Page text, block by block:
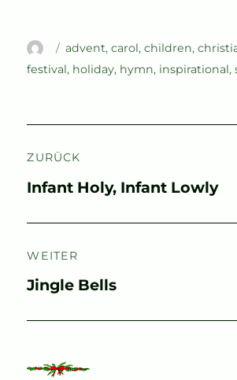
Autor
Schlagwörter
advent,carol,children,
festival, holiday, hymn, inspirational,
ZURÜCK
Vorheriger
Infant Holy, Infant Lowly
WEITER
Nächster
Jingle Bells